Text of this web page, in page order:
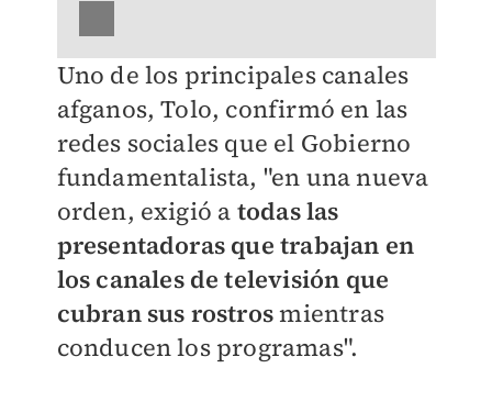
Uno de los principales canales
afganos, Tolo, confirmó en las
redes sociales que el Gobierno
fundamentalista, "en una nueva
orden, exigió a todas las
presentadoras que trabajan en
los canales de televisión que
cubran sus rostrosmientras
conducen los programas".